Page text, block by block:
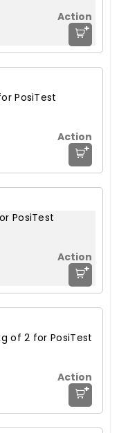
+
PosiTest
+
PosiTest
+
of 2 for PosiTest
+